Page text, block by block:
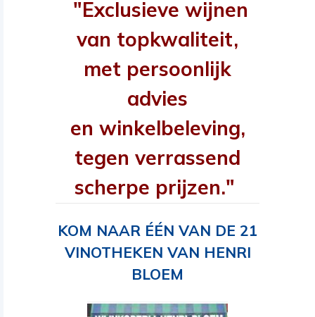
"Exclusieve wijnen
van topkwaliteit,
met persoonlijk
advies
en winkelbeleving,
tegen verrassend
scherpe prijzen."
KOM NAAR ÉÉN VAN DE 21
VINOTHEKEN VAN HENRI
BLOEM